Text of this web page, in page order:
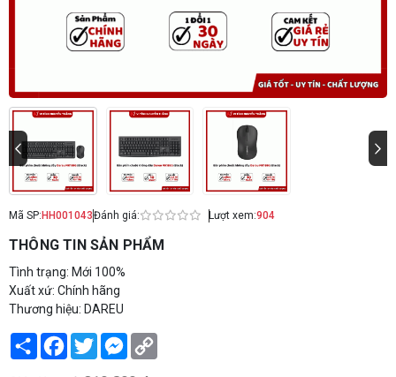
Mã SP: HH001043Đánh giá: Lượt xem:904
THÔNG TIN SẢN PHẨM
Tình trạng: Mới 100%
Xuất xứ: Chính hãng
Thương hiệu: DAREU
Share Facebook
TwitterMessenger